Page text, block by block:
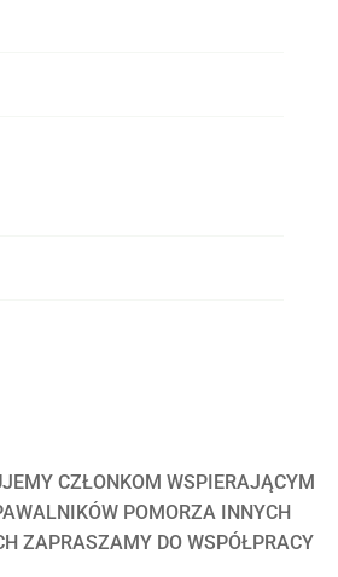
CZŁONKOM WSPIERAJĄCYM
POMORZA INNYCH
ZAPRASZAMY DO WSPÓŁPRACY